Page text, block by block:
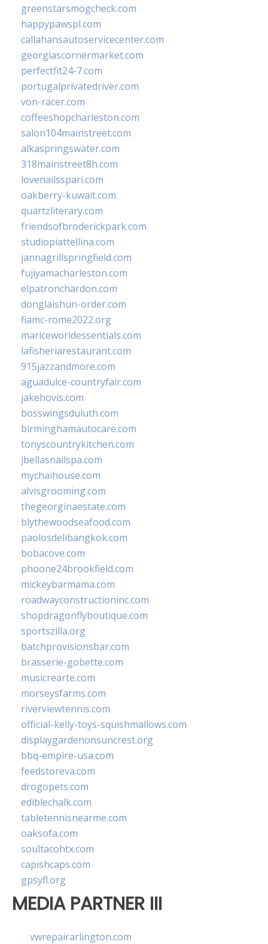
greenstarsmogcheck.com
happypawspl.com
callahansautoservicecenter.com
georgiascornermarket.com
perfectfit24-7.com
portugalprivatedriver.com
von-racer.com
coffeeshopcharleston.com
salon104mainstreet.com
alkaspringswater.com
318mainstreet8h.com
lovenailsspari.com
oakberry-kuwait.com
quartzliterary.com
friendsofbroderickpark.com
studiopiattellina.com
jannagrillspringfield.com
fujiyamacharleston.com
elpatronchardon.com
donglaishun-order.com
fiamc-rome2022.org
mariceworldessentials.com
lafisheriarestaurant.com
915jazzandmore.com
aguadulce-countryfair.com
jakehovis.com
bosswingsduluth.com
birminghamautocare.com
tonyscountrykitchen.com
jbellasnailspa.com
mychaihouse.com
alvisgrooming.com
thegeorginaestate.com
blythewoodseafood.com
paolosdelibangkok.com
bobacove.com
phoone24brookfield.com
mickeybarmama.com
roadwayconstructioninc.com
shopdragonflyboutique.com
sportszilla.org
batchprovisionsbar.com
brasserie-gobette.com
musicrearte.com
morseysfarms.com
riverviewtennis.com
official-kelly-toys-squishmallows.com
displaygardenonsuncrest.org
bbq-empire-usa.com
feedstoreva.com
drogopets.com
ediblechalk.com
tabletennisnearme.com
oaksofa.com
soultacohtx.com
capishcaps.com
gpsyfl.org
MEDIA PARTNER III
vwrepairarlington.com